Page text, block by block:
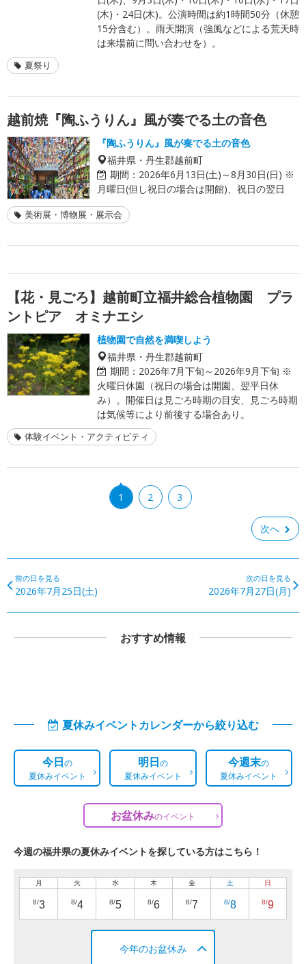
(木)・24日(木)。公演時間は約1時間50分（休憩
15分含む）。雨天開演（強風などによる荒天時
は来場前に問い合わせを）。
夏祭り
越前焼『陶ふうりん』風が奏でる土の音色
『陶ふうりん』風が奏でる土の音色
福井県・丹生郡越前町
期間： 2026年6月13日(土)～8月30日(日) ※
月曜日(但し祝日の場合は開館)、祝日の翌日
美術展・博物展・展示会
【花・見ごろ】越前町立福井総合植物園 プラ
ントピア オミナエシ
植物園で自然を満喫しよう
福井県・丹生郡越前町
期間： 2026年7月下旬～2026年9月下旬 ※
火曜日休園（祝日の場合は開園、翌平日休
み）。開催日は見ごろ時期の目安、見ごろ時期
は気候等により前後する場合あり。
体験イベント・アクティビティ
1 2 3
次へ
前の日を見る
2026年7月25日(土)
次の日を見る
2026年7月27日(月)
おすすめ情報
夏休みイベントカレンダーから絞り込む
今日の
夏休みイベント
明日の
夏休みイベント
今週末の
夏休みイベント
お盆休みのイベント
今週の福井県の夏休みイベントを探している方はこちら！
月
8/3
火
8/4
水
8/5
木
8/6
金
8/7
土
8/8
日
8/9
今年のお盆休み